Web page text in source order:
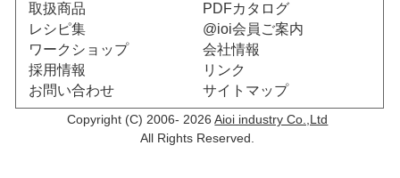
取扱商品
PDFカタログ
レシピ集
@ioi会員ご案内
ワークショップ
会社情報
採用情報
リンク
お問い合わせ
サイトマップ
Copyright (C) 2006- 2026Aioi industry Co.,Ltd
All Rights Reserved.